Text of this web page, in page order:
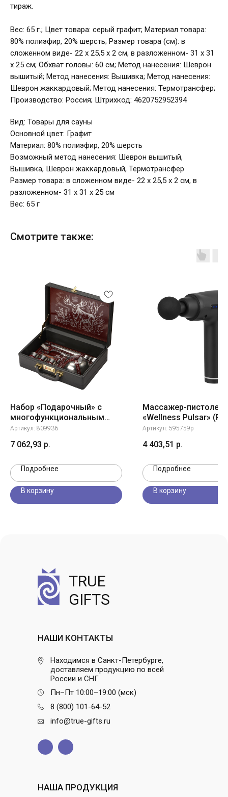
тираж.
Вес: 65 г.; Цвет товара: серый графит; Материал товара:
80% полиэфир, 20% шерсть; Размер товара (см): в
сложенном виде- 22 х 25,5 х 2 см, в разложенном- 31 х 31
х 25 см; Обхват головы: 60 см; Метод нанесения: Шеврон
вышитый; Метод нанесения: Вышивка; Метод нанесения:
Шеврон жаккардовый; Метод нанесения: Термотрансфер;
Производство: Россия; Штрихкод: 4620752952394
Вид: Товары для сауны
Основной цвет: Графит
Материал: 80% полиэфир, 20% шерсть
Возможный метод нанесения: Шеврон вышитый,
Вышивка, Шеврон жаккардовый, Термотрансфер
Размер товара: в сложенном виде- 22 х 25,5 х 2 см, в
разложенном- 31 х 31 х 25 см
Вес: 65 г
Смотрите также:
Набор «Подарочный» с
многофункциональным
ножом, черный/бордовый
Артикул: 809936
7 062,93 р.
Подробнее
В корзину
Массажер-пистолет
«Wellness Pulsar» (P)
Артикул: 595759p
4 403,51 р.
Подробнее
В корзину
TRUE
GIFTS
НАША ПРОДУКЦИЯ
НАШИ КОНТАКТЫ
Находимся в Санкт-Петербурге,
доставляем продукцию по всей
России и СНГ
Пн–Пт 10:00–19:00 (мск)
8 (800) 101-64-52
info@true-gifts.ru